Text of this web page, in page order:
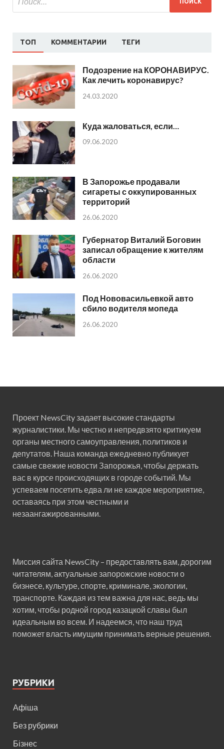
ТОП КОММЕНТАРИИ ТЕГИ
Подозрение на КОРОНАВИРУС.
Как лечить коронавирус?
24.03.2020
Куда жаловаться, если…
09.06.2020
В Запорожье продавали
сигареты с оккупированных
территорий
26.06.2020
Губернатор Виталий Боговин
записал обращение к жителям
области
26.06.2020
Под Нововасильевкой авто
сбило водителя мопеда
26.06.2020
Проект NewsCity задает высокие стандарты
журналистики. Мы честно и непредвзято критикуем
органы местного самоуправления, политиков и
депутатов. Наша команда ежедневно публикует
самые свежие новости Запорожья, чтобы держать
вас в курсе происходящих в городе событий. Мы
успеваем посетить едва ли не каждое мероприятие,
оставаясь при этом честными и
незаангажированными.
Миссия сайта NewsCity – предоставлять вам, дорогим
читателям, актуальные запорожские новости о
бизнесе, культуре, спорте, криминале, экологии,
транспорте. Каждая из тем важна для нас, ведь мы
хотим, чтобы родной город казацкой славы был
идеальным во всем. И надеемся, что наш труд
поможет власть имущим принимать верные решения.
РУБРИКИ
Афіша
Без рубрики
Бізнес